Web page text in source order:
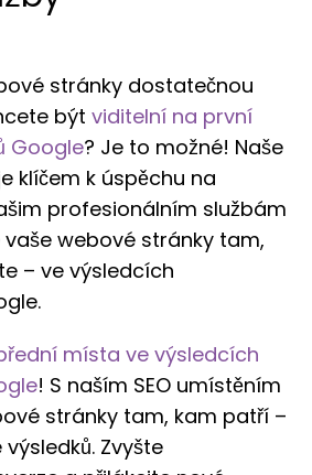
Vizitky NAP
Audyt SEO
Optymalizacja SEO
Allegro Ads
Práce se sociálními médii
Remarketing
Překlady webových stránek a
Internetový obchod pro vás
Správa serveru
stránky dostatečnou
být viditelní na první
Google? Je to možné! Naše
klíčem k úspěchu na
profesionálním službám
webové stránky tam,
– ve výsledcích
místa ve výsledcích
! S naším SEO umístěním
stránky tam, kam patří –
Zvyšte